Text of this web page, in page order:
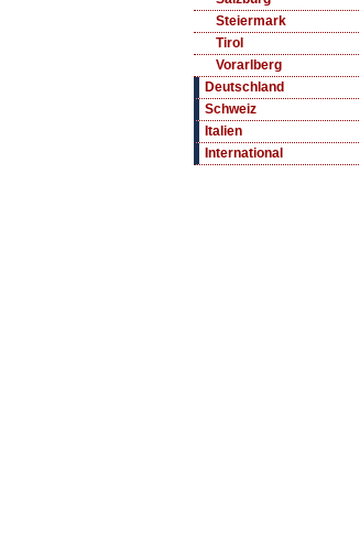
Steiermark
Tirol
Vorarlberg
Deutschland
Schweiz
Italien
International